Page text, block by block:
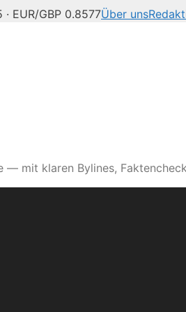
· EUR/GBP 0.8577Über uns
mit klaren Bylines,